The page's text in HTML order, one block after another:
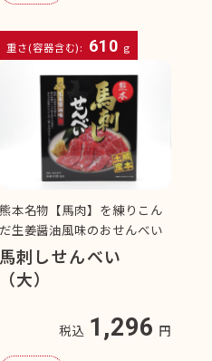
重さ(容器含む): 610 g
熊本名物【馬肉】を練りこん
だ生姜醤油風味のおせんべい
馬刺しせんべい
（大）
税込 1,296 円